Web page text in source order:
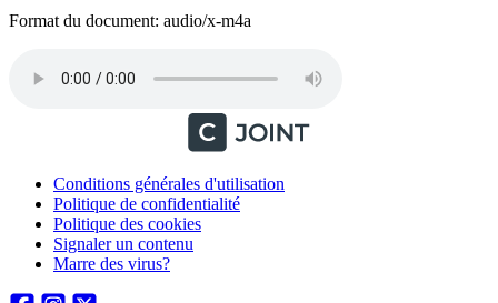
Format du document: audio/x-m4a
Conditions générales d'utilisation
Politique de confidentialité
Politique des cookies
Signaler un contenu
Marre des virus?